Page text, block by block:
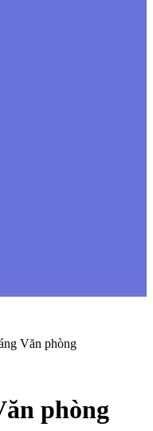
Văn phòng
phòng